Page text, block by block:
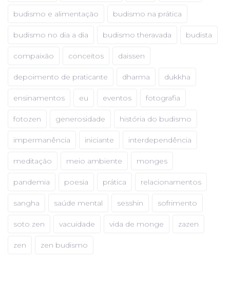
budismo e alimentação budismo na prática
budismo no dia a dia budismo theravada budista
compaixão conceitos daissen
depoimento de praticante dharma dukkha
ensinamentos eu eventos fotografia
fotozen generosidade história do budismo
impermanência iniciante interdependência
meditação meio ambiente monges
pandemia poesia prática relacionamentos
sangha saúde mental sesshin sofrimento
soto zen vacuidade vida de monge zazen
zen zen budismo